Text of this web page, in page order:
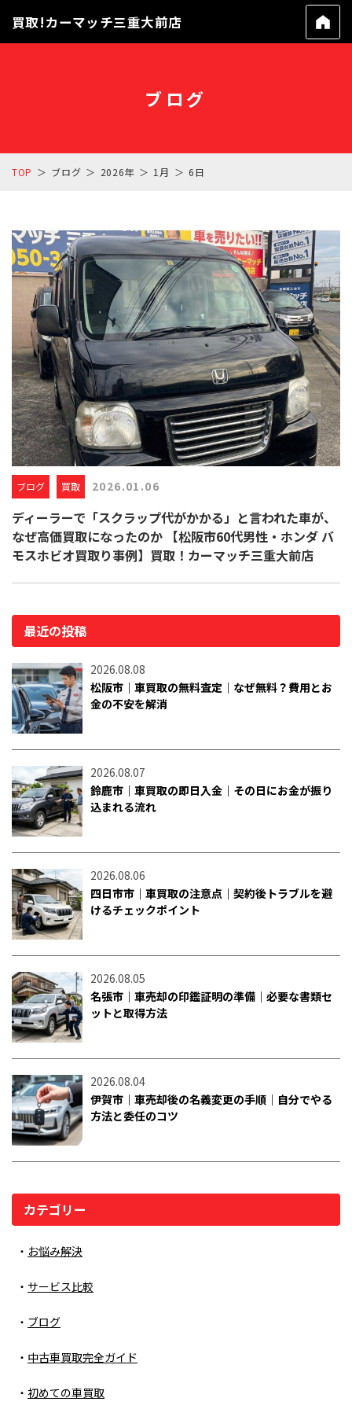
買取!カーマッチ三重大前店
ブログ
TOP ブログ 2026年 1月 6日
ブログ 買取 2026.01.06
ディーラーで「スクラップ代がかかる」と言われた車が、
なぜ高価買取になったのか 【松阪市60代男性・ホンダ バ
モスホビオ買取り事例】買取！カーマッチ三重大前店
最近の投稿
2026.08.08
松阪市｜車買取の無料査定｜なぜ無料？費用とお
金の不安を解消
2026.08.07
鈴鹿市｜車買取の即日入金｜その日にお金が振り
込まれる流れ
2026.08.06
四日市市｜車買取の注意点｜契約後トラブルを避
けるチェックポイント
2026.08.05
名張市｜車売却の印鑑証明の準備｜必要な書類セ
ットと取得方法
2026.08.04
伊賀市｜車売却後の名義変更の手順｜自分でやる
方法と委任のコツ
カテゴリー
お悩み解決
サービス比較
ブログ
中古車買取完全ガイド
初めての車買取